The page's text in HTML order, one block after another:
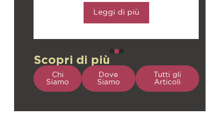
Leggi di più
Scopri di più
Chi
Siamo
Dove
Siamo
Tutti gli
Articoli